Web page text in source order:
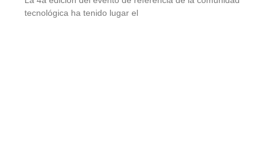
tecnológica ha tenido lugar el